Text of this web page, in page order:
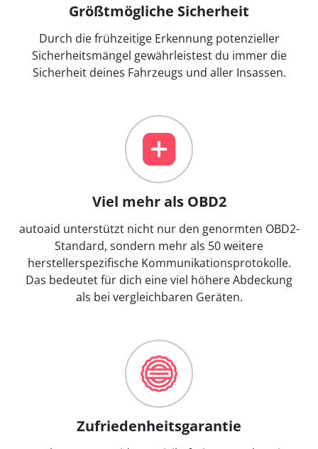
Größtmögliche Sicherheit
Durch die frühzeitige Erkennung potenzieller
Sicherheitsmängel gewährleistest du immer die
Sicherheit deines Fahrzeugs und aller Insassen.
Viel mehr als OBD2
autoaid unterstützt nicht nur den genormten OBD2-
Standard, sondern mehr als 50 weitere
herstellerspezifische Kommunikationsprotokolle.
Das bedeutet für dich eine viel höhere Abdeckung
als bei vergleichbaren Geräten.
Zufriedenheitsgarantie